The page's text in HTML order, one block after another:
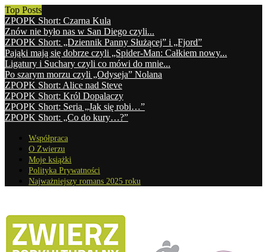
Top Posts
ZPOPK Short: Czarna Kula
Znów nie było nas w San Diego czyli...
ZPOPK Short: „Dziennik Panny Służącej” i „Fjord”
Pająki mają się dobrze czyli „Spider-Man: Całkiem nowy...
Ligatury i Suchary czyli co mówi do mnie...
Po szarym morzu czyli „Odyseja” Nolana
ZPOPK Short: Alice nad Steve
ZPOPK Short: Król Dopalaczy
ZPOPK Short: Seria „Jak się robi…”
ZPOPK Short: „Co do kury…?”
Współpraca
O Zwierzu
Moje książki
Polityka Prywatności
Najważniejszy romans 2025 roku